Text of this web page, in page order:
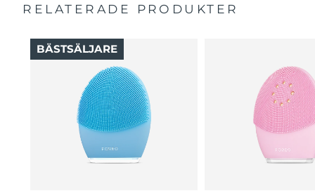
RELATERADE PRODUKTER
BÄSTSÄLJARE